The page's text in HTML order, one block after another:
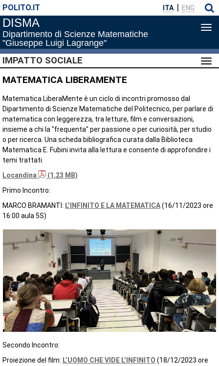
POLITO.IT ITA ENG
DISMA
Dipartimento di Scienze Matematiche
"Giuseppe Luigi Lagrange"
di
IMPATTO SOCIALE
MATEMATICA LIBERAMENTE
Matematica LiberaMente è un ciclo di incontri promosso dal
Dipartimento di Scienze Matematiche del Politecnico, per parlare di
matematica con leggerezza, tra letture, film e conversazioni,
insieme a chi la "frequenta" per passione o per curiosità, per studio
o per ricerca. Una scheda bibliografica curata dalla Biblioteca
Matematica E. Fubini invita alla lettura e consente di approfondire i
temi trattati.
Locandina
(1,23 MB)
Primo Incontro:
MARCO BRAMANTI: L’INFINITO E LA MATEMATICA(16/11/2023 ore
16:00 aula 5S)
Secondo Incontro:
Proiezione del film: L’UOMO CHE VIDE L’INFINITO (18/12/2023 ore